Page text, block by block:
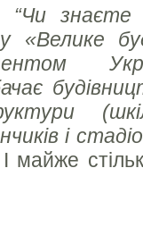
“Чи
«Велике
і
майже